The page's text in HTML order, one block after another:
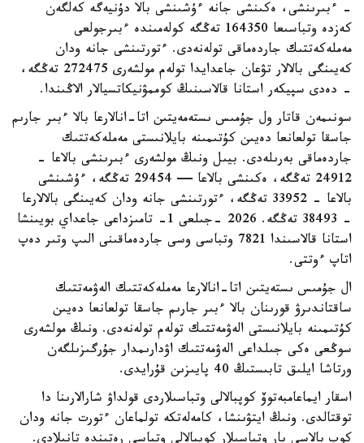
- ءبىرىنشى، ەكىنشى جانە ءۇشىنشى بالا دۇنيەگە كەلگەن
كەزدە وتباسىعا 164350 تەڭگە كولەمىندە ءبىرجولعى
مەملەكەتتىك جاردەماقى تولەنەدى. ءتورتىنشى جانە ودان
كەيىنگى بالالار تۋعان جاعدايدا تولەم مولشەرى 272475 تەڭگە،
- دەدى سپيكەر استانا قالاسىنىڭ كوممۋنيكاتسيالار الاڭىندا.
سونىمەن قاتار ول جۇمىس ىستەمەيتىن اتا-انالارعا بالا ءبىر جارىم
جاسقا تولعانعا دەيىن كۇتىمىنە بايلانىستى مەملەكەتتىك
جاردەماقى بەرىلەدى. بيىل ونىڭ مولشەرى ءبىرىنشى بالاعا -
24912 تەڭگە، ەكىنشى بالاعا — 29454 تەڭگە، ءۇشىنشى
بالاعا - 33952 تەڭگە، ءتورتىنشى جانە ودان كەيىنگى بالالارعا
- 38493 تەڭگە. 2026 -جىلعى 1- تامىزداعى جاعداي بويىنشا
استانا قالاسىندا 7821 وتباسى وسى جاردەماقىنى الىپ وتىر دەپ
اتاپ ءوتتى.
ال جۇمىس ىستەيتىن اتا-انالارعا مەملەكەتتىك الەۋمەتتىك
ساقتاندىرۋ قورىنان بالا ءبىر جارىم جاسقا تولعانعا دەيىن
كۇتىمىنە بايلانىستى الەۋمەتتىك تولەم تولەنەدى. ونىڭ مولشەرى
سوڭعى ەكى جىلداعى الەۋمەتتىك اۋدارىمدار جۇرگىزىلگەن
ورتاشا ايلىق تابىستىڭ 40 پايىزىن قۇرايدى.
اسقار ايماعامبەتوۆ كوپبالالى وتباسىلاردى قولداۋ شارالارىنا دا
توقتالدى. ونىڭ ايتۋىنشا، كامەلەتكە تولماعان ءتورت جانە ودان